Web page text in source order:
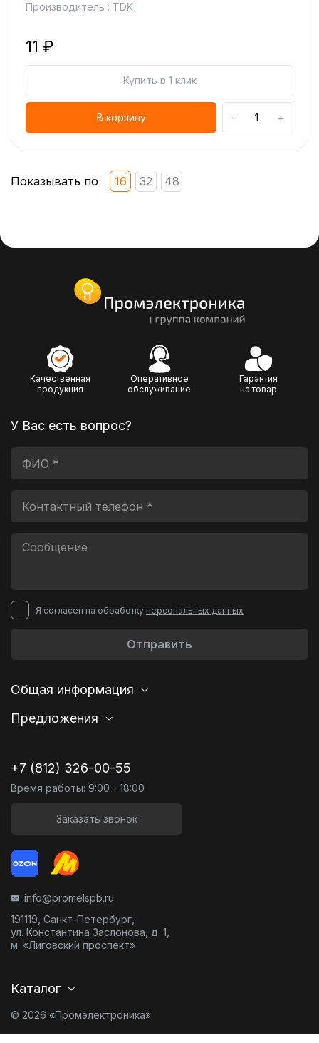
Производитель : TDK
11 ₽
Купить в 1 клик
В корзину - +
Показывать по 16 32 48
Качественная
продукция
Оперативное
обслуживание
Гарантия
на товар
У Вас есть вопрос?
Я согласен на обработку персональных данных
Отправить
Общая информация
Предложения
+7 (812) 326-00-55
Время работы: 9:00 - 18:00
Заказать звонок
info@promelspb.ru
191119, Санкт-Петербург,
ул. Константина Заслонова, д. 1,
м. «Лиговский проспект»
Каталог
© 2026 «Промэлектроника»